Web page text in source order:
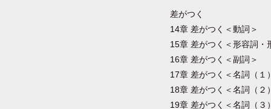
差がつく
14章 差がつく＜動詞＞
15章 差がつく＜形容詞・
16章 差がつく＜副詞＞
17章 差がつく＜名詞（１
18章 差がつく＜名詞（２
19章 差がつく＜名詞（３